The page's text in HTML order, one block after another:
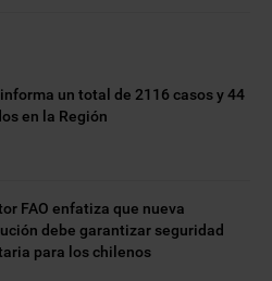
un total de 2116 casos y 44
en la Región
FAO enfatiza que nueva
debe garantizar seguridad
para los chilenos